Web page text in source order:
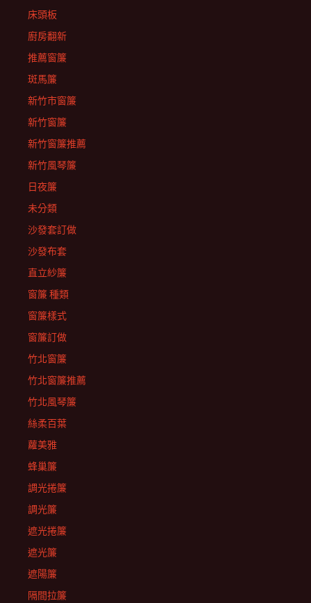
床頭板
廚房翻新
推薦窗簾
斑馬簾
新竹市窗簾
新竹窗簾
新竹窗簾推薦
新竹風琴簾
日夜簾
未分類
沙發套訂做
沙發布套
直立紗簾
窗簾 種類
窗簾樣式
窗簾訂做
竹北窗簾
竹北窗簾推薦
竹北風琴簾
絲柔百葉
蘿美雅
蜂巢簾
調光捲簾
調光簾
遮光捲簾
遮光簾
遮陽簾
隔間拉簾